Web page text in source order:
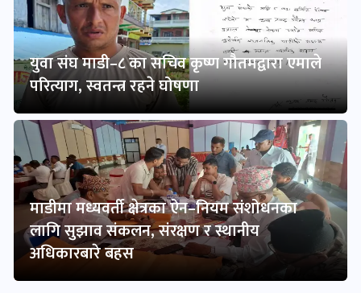
युवा संघ माडी–८ का सचिव कृष्ण गौतमद्वारा एमाले
परित्याग, स्वतन्त्र रहने घोषणा
माडीमा मध्यवर्ती क्षेत्रका ऐन–नियम संशोधनका
लागि सुझाव संकलन, संरक्षण र स्थानीय
अधिकारबारे बहस